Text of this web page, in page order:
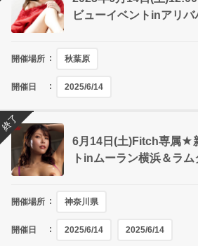
ビューイベントinアリバ
開催場所 秋葉原
開催日 2025/6/14
6月14日(土)Fitch専属★
トinムーラン横浜＆ラ
開催場所 神奈川県
開催日 2025/6/14 2025/6/14
終了